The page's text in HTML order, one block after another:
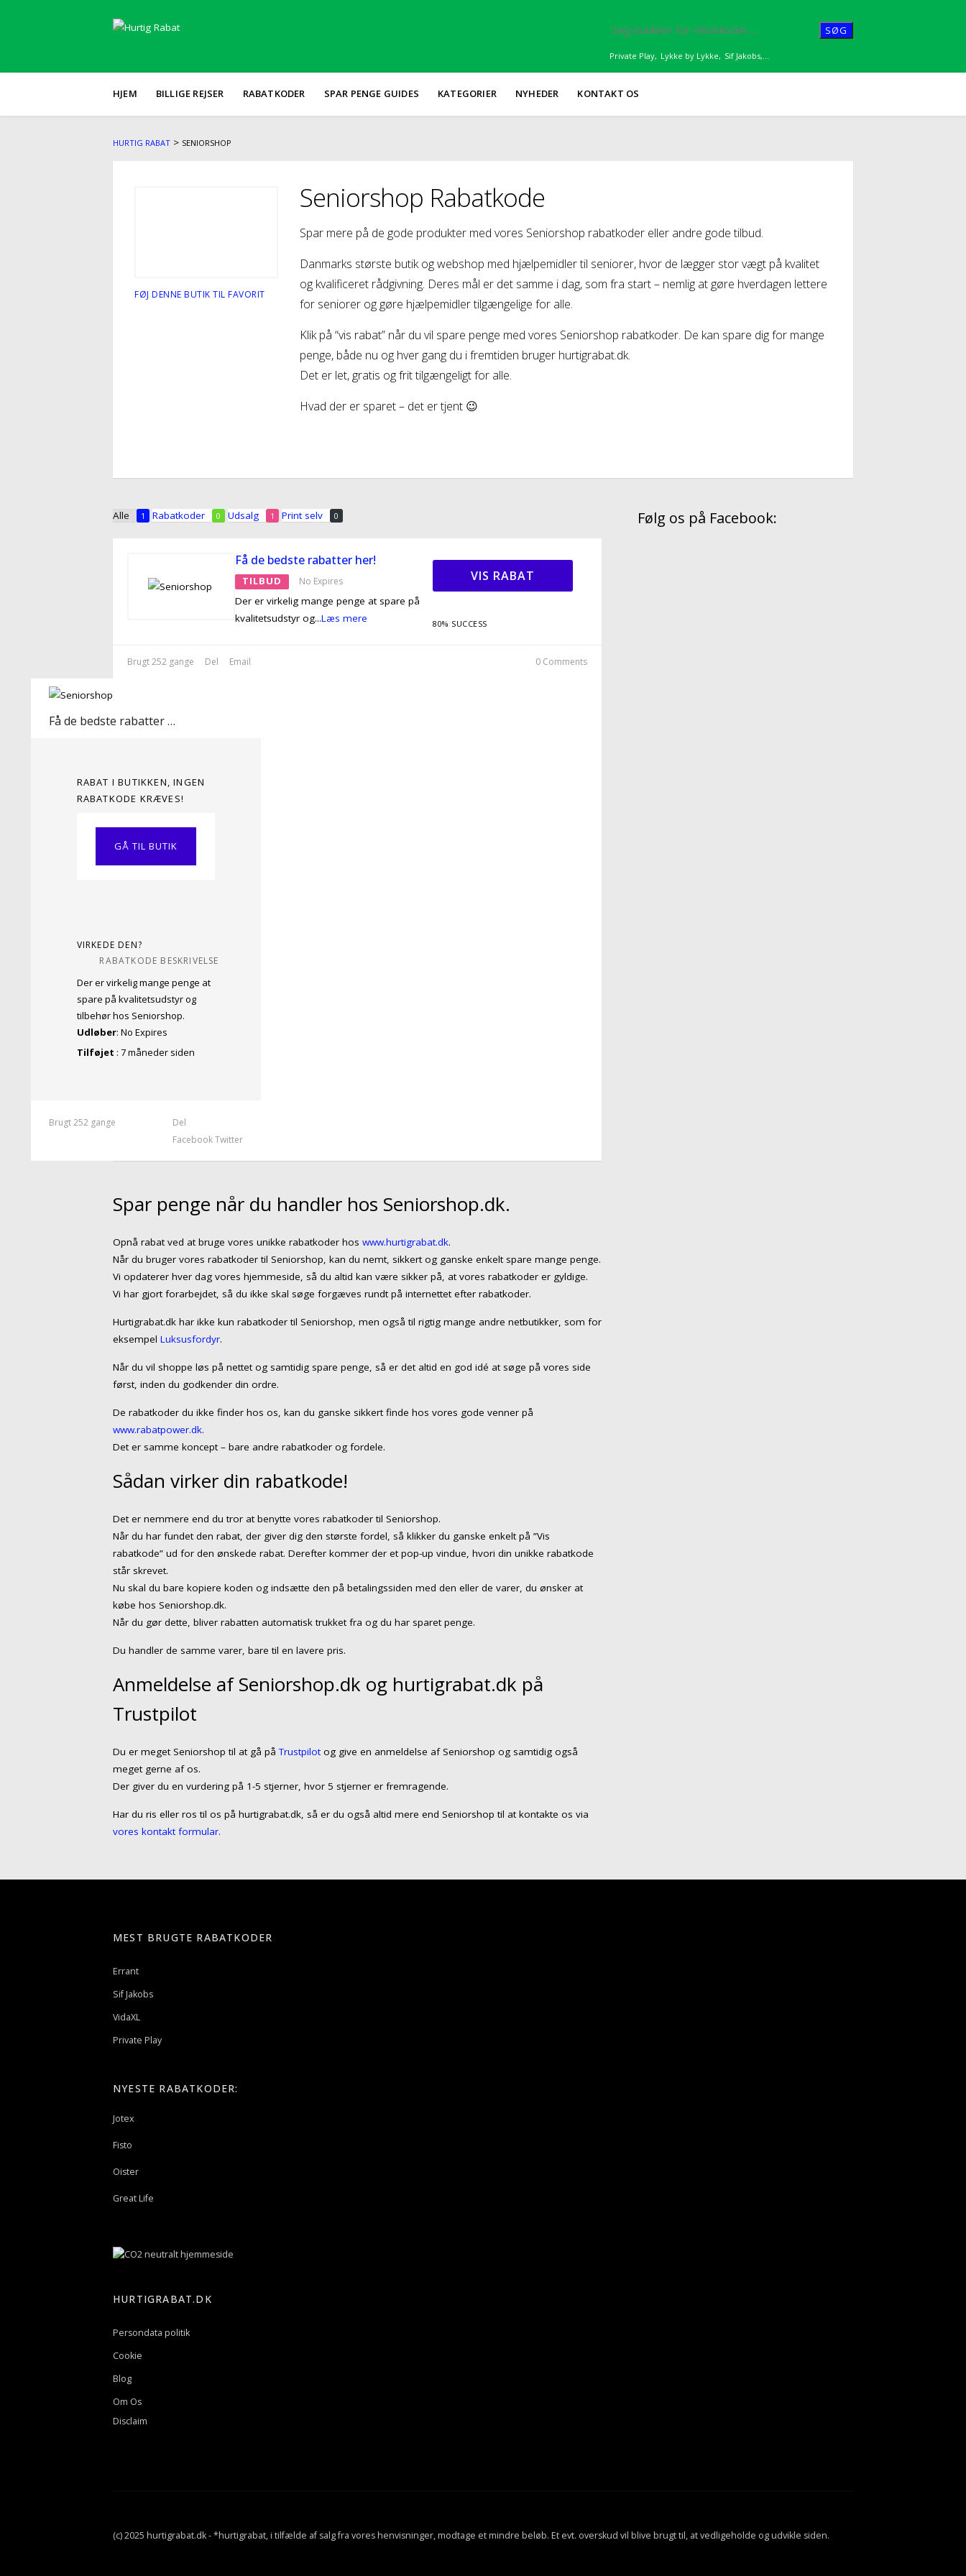
SØG
Private Play, Lykke by Lykke, Sif Jakobs,...
to
content
HJEM BILLIGE REJSER RABATKODER SPAR PENGE GUIDES KATEGORIER NYHEDER KONTAKT OS
HURTIG RABAT > SENIORSHOP
FØJ DENNE BUTIK TIL FAVORIT
Seniorshop Rabatkode
Spar mere på de gode produkter med vores Seniorshop rabatkoder eller andre gode tilbud.
Danmarks største butik og webshop med hjælpemidler til seniorer, hvor de lægger stor vægt på kvalitet
og kvalificeret rådgivning. Deres mål er det samme i dag, som fra start – nemlig at gøre hverdagen lettere
for seniorer og gøre hjælpemidler tilgængelige for alle.
Klik på “vis rabat” når du vil spare penge med vores Seniorshop rabatkoder. De kan spare dig for mange
penge, både nu og hver gang du i fremtiden bruger hurtigrabat.dk.
Det er let, gratis og frit tilgængeligt for alle.
Hvad der er sparet – det er tjent 😉
Alle 1 Rabatkoder 0 Udsalg 1 Print selv 0
Få de bedste rabatter her!
TILBUD No Expires
Der er virkelig mange penge at spare på
kvalitetsudstyr og...Læs mere
VIS RABAT
80% SUCCESS
Brugt 252 gange Del Email 0 Comments
Få de bedste rabatter her!
RABAT I BUTIKKEN, INGEN
RABATKODE KRÆVES!
GÅ TIL BUTIK
VIRKEDE DEN?
RABATKODE BESKRIVELSE
Der er virkelig mange penge at
spare på kvalitetsudstyr og
tilbehør hos Seniorshop.
Udløber: No Expires
Tilføjet : 7 måneder siden
Brugt 252 gange
Del
FacebookTwitter
Spar penge når du handler hos Seniorshop.dk.
Opnå rabat ved at bruge vores unikke rabatkoder hos www.hurtigrabat.dk.
Når du bruger vores rabatkoder til Seniorshop, kan du nemt, sikkert og ganske enkelt spare mange penge.
Vi opdaterer hver dag vores hjemmeside, så du altid kan være sikker på, at vores rabatkoder er gyldige.
Vi har gjort forarbejdet, så du ikke skal søge forgæves rundt på internettet efter rabatkoder.
Hurtigrabat.dk har ikke kun rabatkoder til Seniorshop, men også til rigtig mange andre netbutikker, som for
eksempel Luksusfordyr.
Når du vil shoppe løs på nettet og samtidig spare penge, så er det altid en god idé at søge på vores side
først, inden du godkender din ordre.
De rabatkoder du ikke finder hos os, kan du ganske sikkert finde hos vores gode venner på
www.rabatpower.dk.
Det er samme koncept – bare andre rabatkoder og fordele.
Sådan virker din rabatkode!
Det er nemmere end du tror at benytte vores rabatkoder til Seniorshop.
Når du har fundet den rabat, der giver dig den største fordel, så klikker du ganske enkelt på ”Vis
rabatkode” ud for den ønskede rabat. Derefter kommer der et pop-up vindue, hvori din unikke rabatkode
står skrevet.
Nu skal du bare kopiere koden og indsætte den på betalingssiden med den eller de varer, du ønsker at
købe hos Seniorshop.dk.
Når du gør dette, bliver rabatten automatisk trukket fra og du har sparet penge.
Du handler de samme varer, bare til en lavere pris.
Anmeldelse af Seniorshop.dk og hurtigrabat.dk på
Trustpilot
Du er meget Seniorshop til at gå påTrustpilotog give en anmeldelse af Seniorshop og samtidig også
meget gerne af os.
Der giver du en vurdering på 1-5 stjerner, hvor 5 stjerner er fremragende.
Har du ris eller ros til os på hurtigrabat.dk, så er du også altid mere end Seniorshop til at kontakte os via
vores kontakt formular.
Følg os på Facebook:
MEST BRUGTE RABATKODER
Errant
Sif Jakobs
VidaXL
Private Play
NYESTE RABATKODER:
Jotex
Fisto
Oister
Great Life
HURTIGRABAT.DK
Persondata politik
Cookie
Blog
Om Os
Disclaim
(c) 2025 hurtigrabat.dk - *hurtigrabat, i tilfælde af salg fra vores henvisninger, modtage et mindre beløb. Et evt. overskud vil blive brugt til, at vedligeholde og udvikle siden.